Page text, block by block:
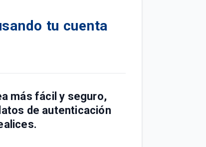
tu cuenta
más fácil y seguro,
de autenticación